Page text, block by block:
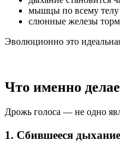
мышцы по всему
слюнные железы
Эволюционно это
Что именно
Дрожь голоса — не одно
1. Сбившееся дыхание